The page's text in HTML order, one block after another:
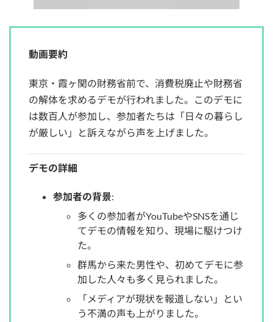
動画要約
東京・霞ヶ関の財務省前で、消費税廃止や財務省
の解体を求めるデモが行われました。このデモに
は数百人が参加し、参加者たちは「日々の暮らし
が厳しい」と訴えながら声を上げました。
デモの詳細
参加者の背景:
多くの参加者がYouTubeやSNSを通じ
てデモの情報を知り、現場に駆けつけ
た。
群馬から来た男性や、初めてデモに参
加した人々も多く見られました。
「メディアが現状を報道しない」とい
う不満の声も上がりました。